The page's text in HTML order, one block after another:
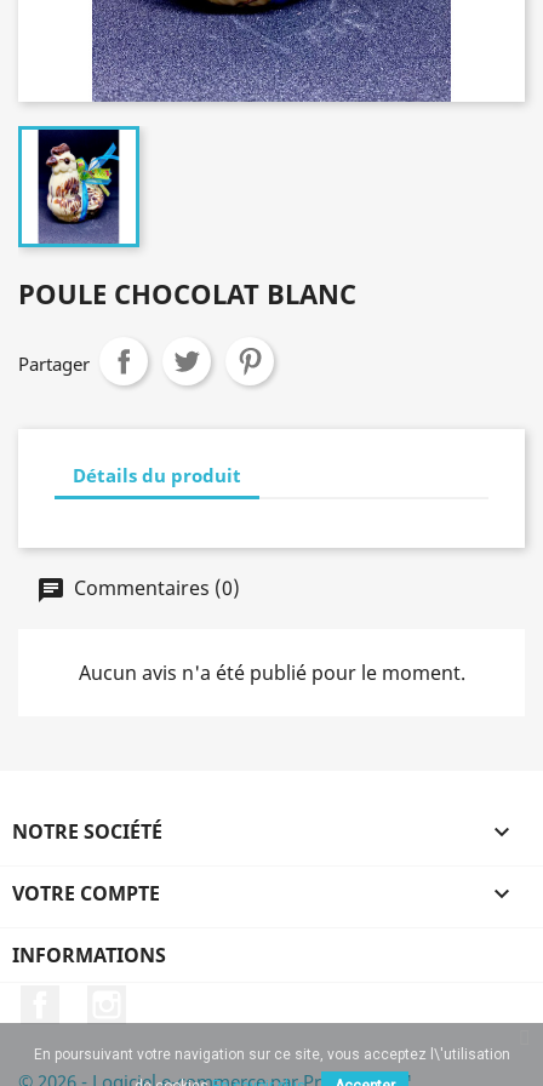
POULE CHOCOLAT BLANC
Partager
Détails du produit
Commentaires (0)
Aucun avis n'a été publié pour le moment.
NOTRE SOCIÉTÉ 
VOTRE COMPTE 
INFORMATIONS
© 2026 - Logiciel e-commerce par PrestaShop™
En poursuivant votre navigation sur ce site, vous acceptez l\'utilisation